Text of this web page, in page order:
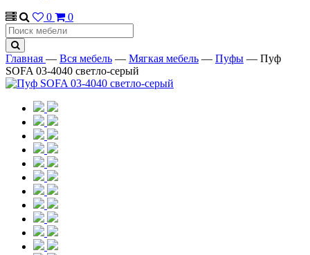
0
0
Главная — Вся мебель — Мягкая мебель — Пуфы — Пуф
SOFA 03-4040 светло-серый